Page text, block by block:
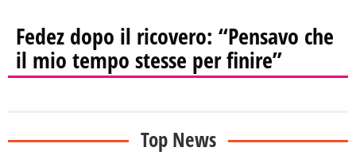
Fedez dopo il ricovero: “Pensavo che
il mio tempo stesse per finire”
Top News